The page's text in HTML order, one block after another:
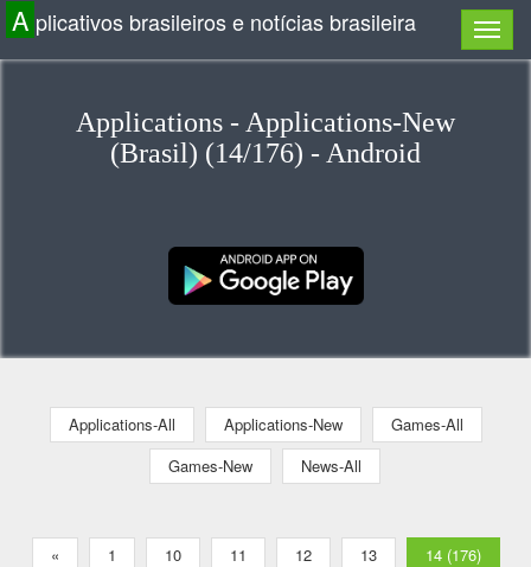
A plicativos brasileiros e notícias brasileira
Applications - Applications-New
(Brasil) (14/176) - Android
Applications-All Applications-New
Games-All
Games-New
News-All
« 1 10 11 12 13
14 (176)